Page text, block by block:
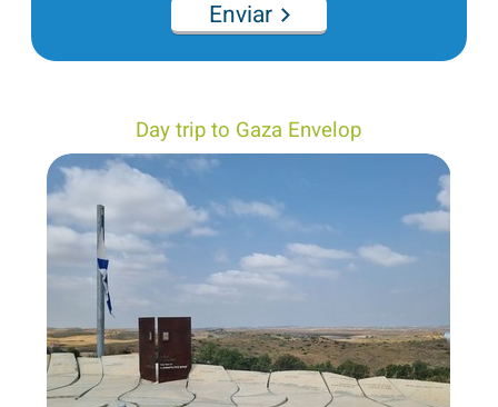
Enviar
Day trip to Gaza Envelop